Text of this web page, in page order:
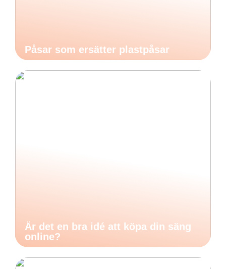
Påsar som ersätter plastpåsar
Är det en bra idé att köpa din säng
online?